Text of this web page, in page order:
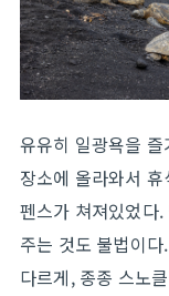
유유히 일광욕을
장소에 올라와서
펜스가 쳐져있었다
주는 것도 불법이
다르게, 종종 스노